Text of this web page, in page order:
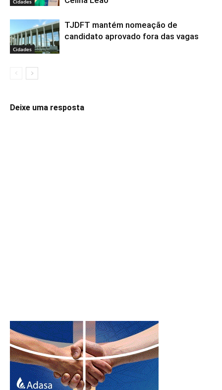
Cidades
TJDFT mantém nomeação de
candidato aprovado fora das vagas
Deixe uma resposta